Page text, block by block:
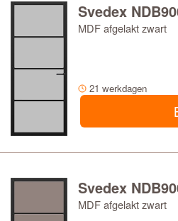
Svedex
MDF afgelakt zwart
21 werkdagen
Svedex
MDF afgelakt zwart